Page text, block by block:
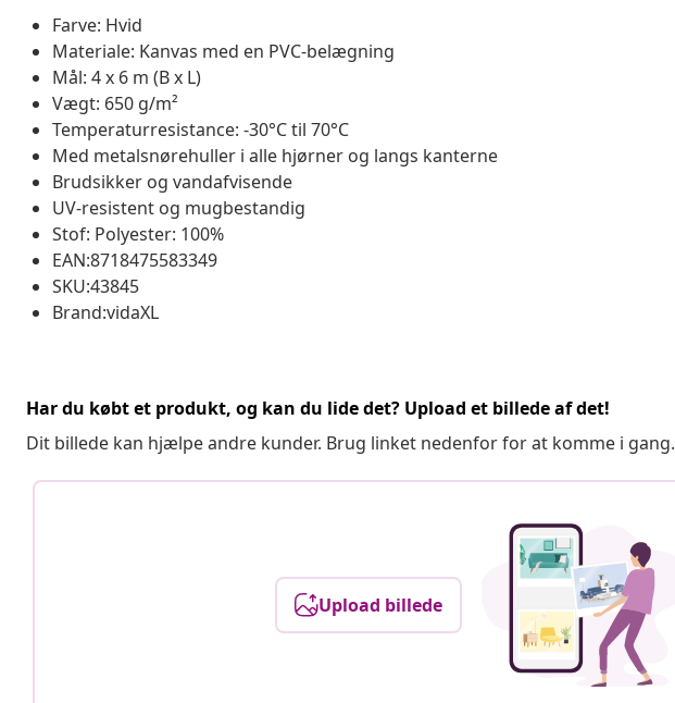
Farve: Hvid
Materiale: Kanvas med en PVC-belægning
Mål: 4 x 6 m (B x L)
Vægt: 650 g/m²
Temperaturresistance: -30°C til 70°C
Med metalsnørehuller i alle hjørner og langs kanterne
Brudsikker og vandafvisende
UV-resistent og mugbestandig
Stof: Polyester: 100%
EAN:8718475583349
SKU:43845
Brand:vidaXL
Har du købt et produkt, og kan du lide det? Upload et billede af det!
Dit billede kan hjælpe andre kunder. Brug linket nedenfor for at komme i gang.
Upload billede